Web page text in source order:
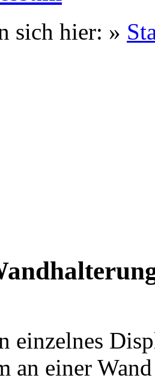
sich hier: »
einzelnes
an einer Wand